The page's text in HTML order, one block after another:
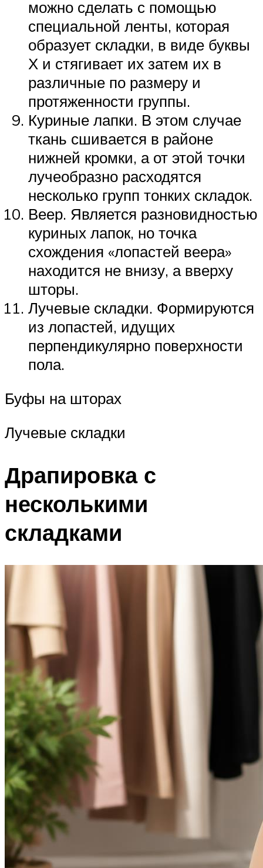
можно сделать с помощью
специальной ленты, которая
образует складки, в виде буквы
Х и стягивает их затем их в
различные по размеру и
протяженности группы.
Куриные лапки. В этом случае
ткань сшивается в районе
нижней кромки, а от этой точки
лучеобразно расходятся
несколько групп тонких складок.
Веер. Является разновидностью
куриных лапок, но точка
схождения «лопастей веера»
находится не внизу, а вверху
шторы.
Лучевые складки. Формируются
из лопастей, идущих
перпендикулярно поверхности
пола.
Буфы на шторах
Лучевые складки
Драпировка с
несколькими
складками